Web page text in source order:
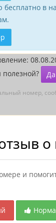
бесплатно в
Да
номер,
отзыв
и